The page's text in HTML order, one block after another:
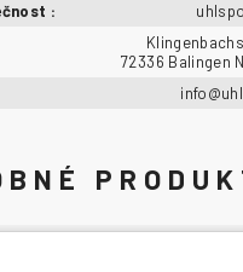
:
72336 Balingen